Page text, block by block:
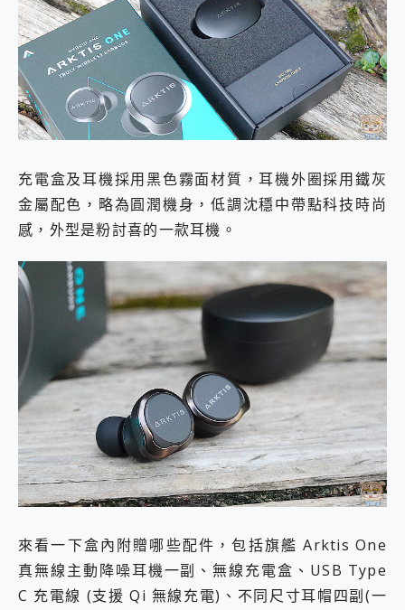
充電盒及耳機採用黑色霧面材質，耳機外圈採用鐵灰
金屬配色，略為圓潤機身，低調沈穩中帶點科技時尚
感，外型是粉討喜的一款耳機。
來看一下盒內附贈哪些配件，包括旗艦 Arktis One
真無線主動降噪耳機一副、無線充電盒、USB Type
C 充電線 (支援 Qi 無線充電)、不同尺寸耳帽四副(一